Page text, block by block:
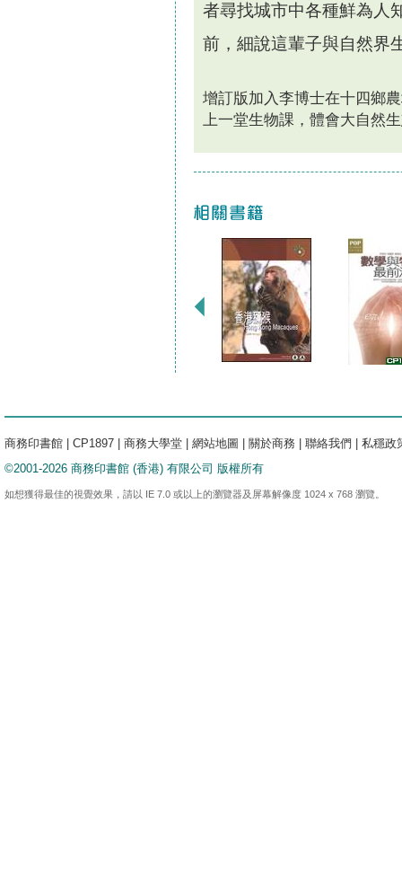
者尋找城市中各種鮮為人
前，細說這輩子與自然
增訂版加入李博士在十四鄉
上一堂生物課，體會大自然
商務印書館 CP1897 商務大學堂 網站地圖 關於商務 聯絡我們
私穩政
©2001-2026 商務印書館 (香港) 有限公司 版權所有
如想獲得最佳的視覺效果，請以 IE 7.0 或以上的瀏覽器及屏幕解像度 1024 x 768 瀏覽。